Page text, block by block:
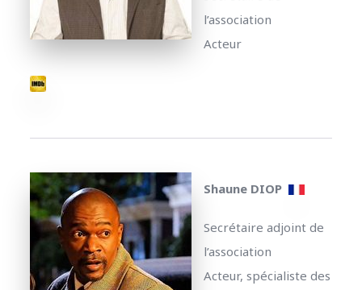
l’association
Acteur
Shaune DIOP
Secrétaire adjoint de
l’association
Acteur, spécialiste des